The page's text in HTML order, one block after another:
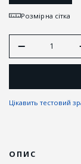
Розмірна сітка
Цікавить тестовий
ОПИС